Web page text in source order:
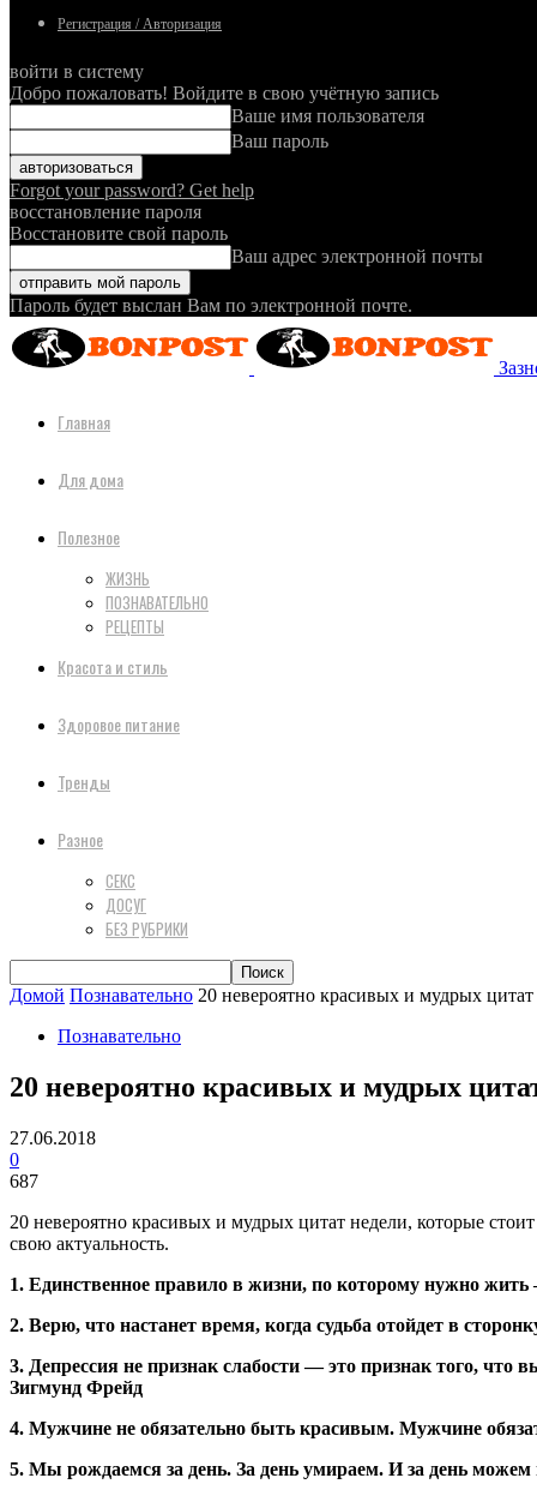
Регистрация / Авторизация
войти в систему
Добро пожаловать! Войдите в свою учётную запись
Ваше имя пользователя
Ваш пароль
Forgot your password? Get help
восстановление пароля
Восстановите свой пароль
Ваш адрес электронной почты
Пароль будет выслан Вам по электронной почте.
Главная
Для дома
Полезное
ЖИЗНЬ
ПОЗНАВАТЕЛЬНО
РЕЦЕПТЫ
Красота и стиль
Здоровое питание
Тренды
Разное
СЕКС
ДОСУГ
БЕЗ РУБРИКИ
Домой Познавательно 20 невероятно красивых и мудрых
Познавательно
20 невероятно красивых и мудрых
27.06.2018
0
687
20 невероятно красивых и мудрых цитат недели, которые
свою актуальность.
1. Единственное правило в жизни, по которому нужно
2. Верю, что настанет время, когда судьба отойдет в
3. Депрессия не признак слабости — это признак того,
Зигмунд Фрейд
4. Мужчине не обязательно быть красивым. Мужчине
5. Мы рождаемся за день. За день умираем. И за день можем